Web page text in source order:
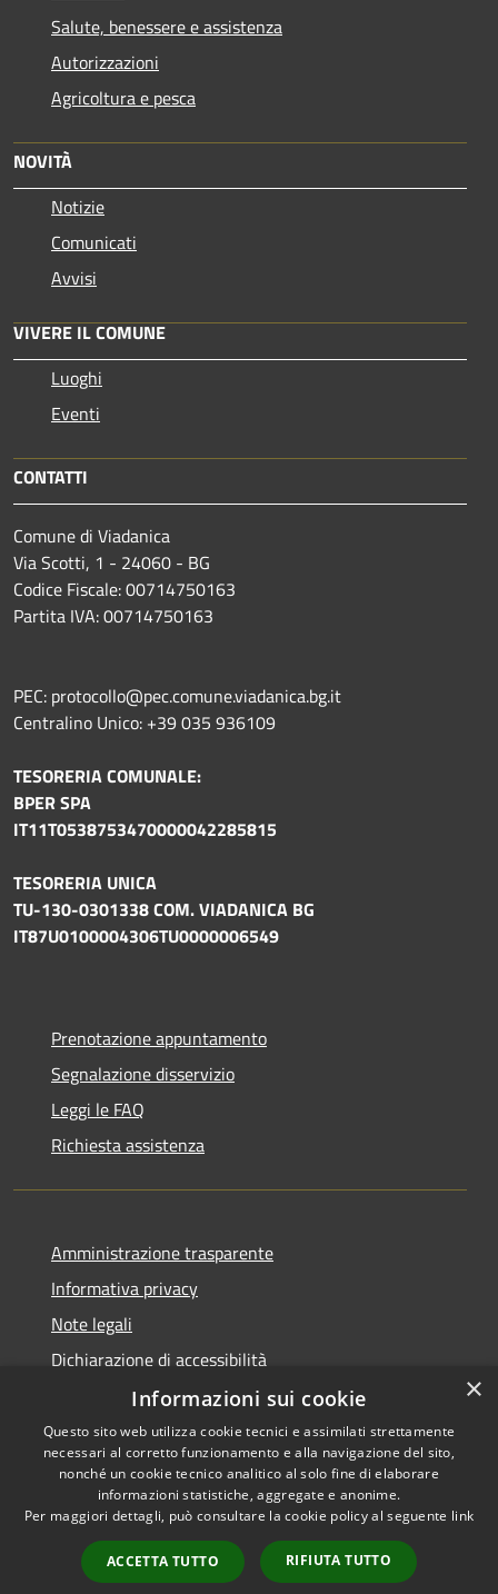
Salute, benessere e assistenza
Autorizzazioni
Agricoltura e pesca
NOVITÀ
Notizie
Comunicati
Avvisi
VIVERE IL COMUNE
Luoghi
Eventi
CONTATTI
Comune di Viadanica
Via Scotti, 1 - 24060 - BG
Codice Fiscale: 00714750163
Partita IVA: 00714750163
PEC: protocollo@pec.comune.viadanica.bg.it
Centralino Unico: +39 035 936109
TESORERIA COMUNALE:
BPER SPA
IT11T0538753470000042285815
TESORERIA UNICA
TU-130-0301338 COM. VIADANICA BG
IT87U0100004306TU0000006549
Prenotazione appuntamento
Segnalazione disservizio
Leggi le FAQ
Richiesta assistenza
Amministrazione trasparente
Informativa privacy
Note legali
Dichiarazione di accessibilità
Accessibilità
Privacy
Mappa del sito
Copyright © 2026 • Comune di
Viadanica • Powered by
Municipium•Accesso
redazione
×
Informazioni sui cookie
Questo sito web utilizza cookie tecnici e assimilati strettamente
necessari al corretto funzionamento e alla navigazione del sito,
nonché un cookie tecnico analitico al solo fine di elaborare
informazioni statistiche, aggregate e anonime.
Per maggiori dettagli, può consultare la cookie policy al seguente link
ACCETTA TUTTO RIFIUTA TUTTO